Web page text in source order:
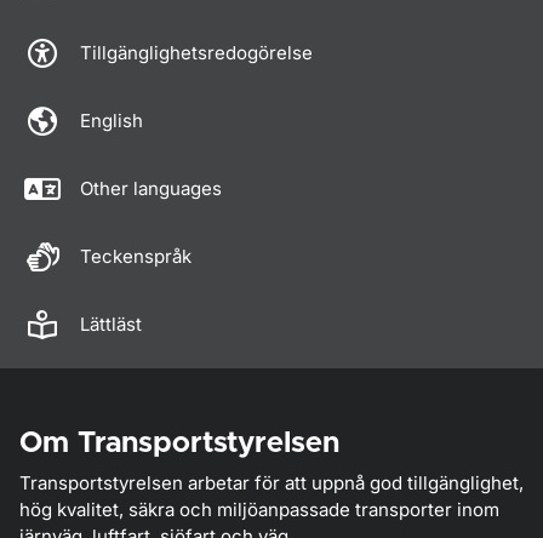
Tillgänglighetsredogörelse
English
Other languages
Teckenspråk
Lättläst
Om Transportstyrelsen
Transportstyrelsen arbetar för att uppnå god tillgänglighet,
hög kvalitet, säkra och miljöanpassade transporter inom